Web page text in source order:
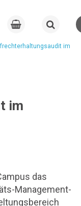
im
im
das
Management-